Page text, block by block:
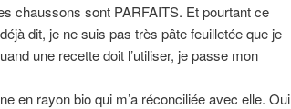
chaussons sont PARFAITS. Et pourtant ce
dit, je ne suis pas très pâte feuilletée que je
une recette doit l’utiliser, je passe mon
en rayon bio qui m’a réconciliée avec elle. Oui